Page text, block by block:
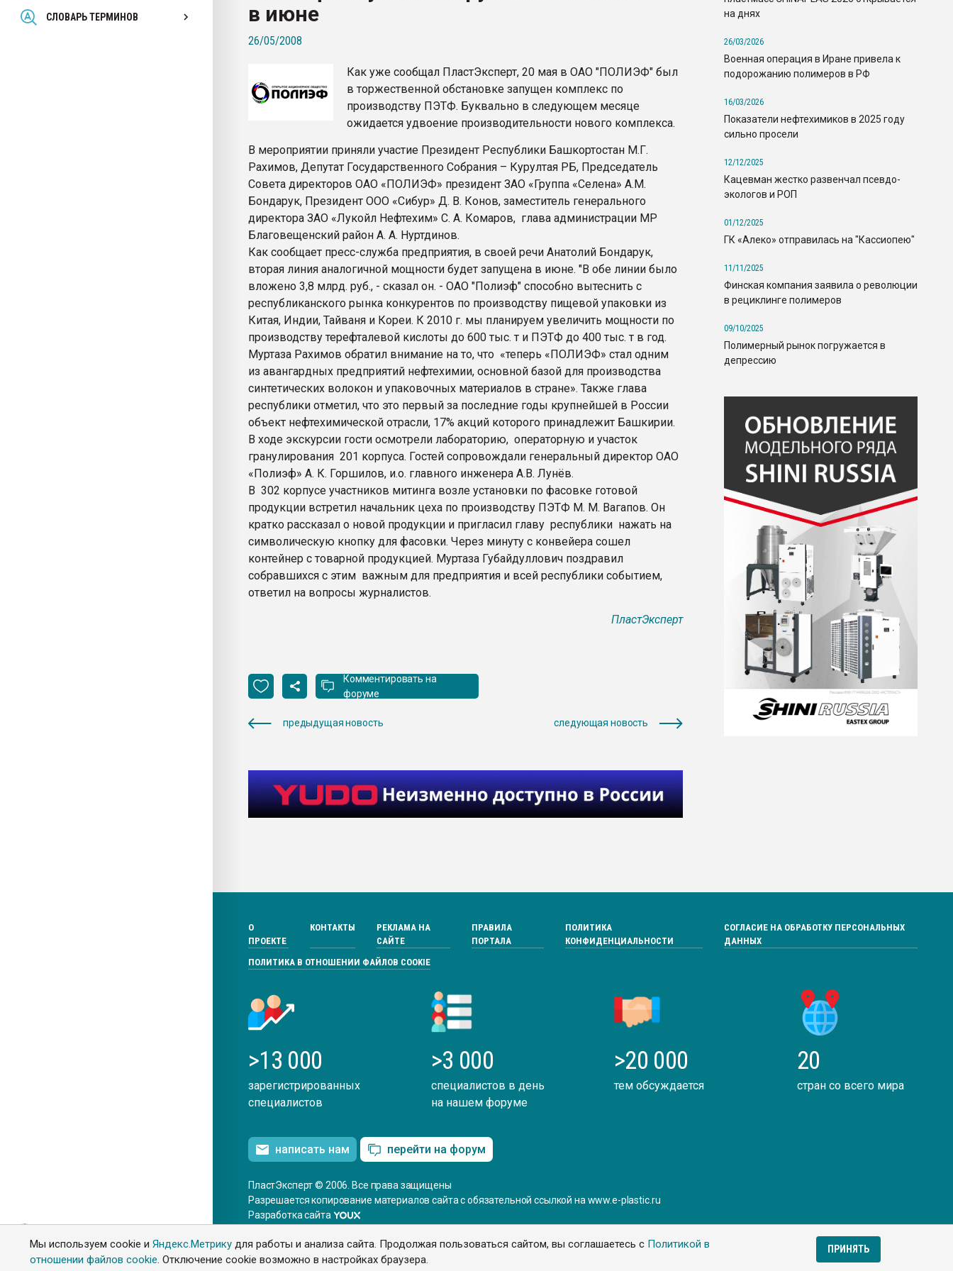
Мы используем cookie иЯндекс.Метрику для работы и анализа сайта. Продолжая пользоваться сайтом, вы соглашаетесь с Политикой в
отношении файлов cookie. Отключение cookie возможно в настройках браузера.
ПРИНЯТЬ
СЛОВАРЬ ТЕРМИНОВ
Всё, что касается выдува ПЭТ
бутылок
ПЕРЕЙТИ НА ФОРУМ
в июне
26/05/2008
Как уже сообщал ПластЭксперт, 20 мая в ОАО "ПОЛИЭФ" был
в торжественной обстановке запущен комплекс по
производству ПЭТФ. Буквально в следующем месяце
ожидается удвоение производительности нового комплекса.
В мероприятии приняли участие Президент Республики Башкортостан М.Г.
Рахимов, Депутат Государственного Собрания – Курултая РБ, Председатель
Совета директоров ОАО «ПОЛИЭФ» президент ЗАО «Группа «Селена» А.М.
Бондарук, Президент ООО «Сибур» Д. В. Конов, заместитель генерального
директора ЗАО «Лукойл Нефтехим» С. А. Комаров, глава администрации МР
Благовещенский район А. А. Нуртдинов.
Как сообщает пресс-служба предприятия, в своей речи Анатолий Бондарук,
вторая линия аналогичной мощности будет запущена в июне. "В обе линии было
вложено 3,8 млрд. руб., - сказал он. - ОАО "Полиэф" способно вытеснить с
республиканского рынка конкурентов по производству пищевой упаковки из
Китая, Индии, Тайваня и Кореи. К 2010 г. мы планируем увеличить мощности по
производству терефталевой кислоты до 600 тыс. т и ПЭТФ до 400 тыс. т в год.
Муртаза Рахимов обратил внимание на то, что «теперь «ПОЛИЭФ» стал одним
из авангардных предприятий нефтехимии, основной базой для производства
синтетических волокон и упаковочных материалов в стране». Также глава
республики отметил, что это первый за последние годы крупнейшей в России
объект нефтехимической отрасли, 17% акций которого принадлежит Башкирии.
В ходе экскурсии гости осмотрели лабораторию, операторную и участок
гранулирования 201 корпуса. Гостей сопровождали генеральный директор ОАО
«Полиэф» А. К. Горшилов, и.о. главного инженера А.В. Лунёв.
В 302 корпусе участников митинга возле установки по фасовке готовой
продукции встретил начальник цеха по производству ПЭТФ М. М. Вагапов. Он
кратко рассказал о новой продукции и пригласил главу республики нажать на
символическую кнопку для фасовки. Через минуту с конвейера сошел
контейнер с товарной продукцией. Муртаза Губайдуллович поздравил
собравшихся с этим важным для предприятия и всей республики событием,
ответил на вопросы журналистов.
ПластЭксперт
Комментировать на
форуме
предыдущая новость следующая новость
на днях
26/03/2026
Военная операция в Иране привела к
подорожанию полимеров в РФ
16/03/2026
Показатели нефтехимиков в 2025 году
сильно просели
12/12/2025
Кацевман жестко развенчал псевдо-
экологов и РОП
01/12/2025
ГК «Алеко» отправилась на "Кассиопею"
11/11/2025
Финская компания заявила о революции
в рециклинге полимеров
09/10/2025
Полимерный рынок погружается в
депрессию
О
ПРОЕКТЕ
КОНТАКТЫ
РЕКЛАМА НА
САЙТЕ
ПРАВИЛА
ПОРТАЛА
ПОЛИТИКА
КОНФИДЕНЦИАЛЬНОСТИ
СОГЛАСИЕ НА ОБРАБОТКУ ПЕРСОНАЛЬНЫХ
ДАННЫХ
ПОЛИТИКА В ОТНОШЕНИИ ФАЙЛОВ COOKIE
>13 000
зарегистрированных
специалистов
>3 000
специалистов в день
на нашем форуме
>20 000
тем обсуждается
20
стран со всего мира
написать нам перейти на форум
ПластЭксперт © 2006. Все права защищены
Разрешается копирование материалов сайта с обязательной ссылкой на www.e-plastic.ru
Разработка сайта